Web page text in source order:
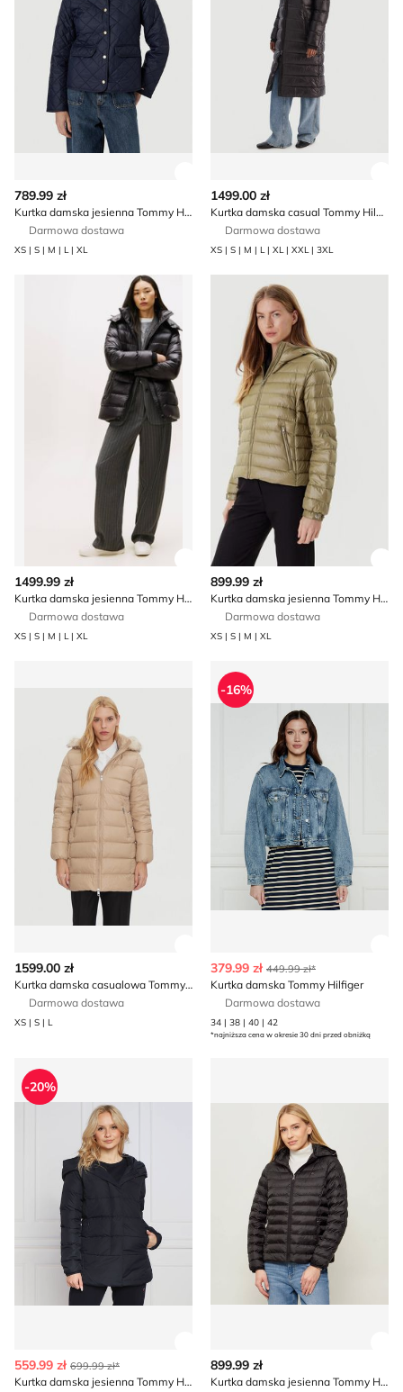
789.99 zł
Kurtka damska jesienna Tommy Hilfiger
Darmowa dostawa
XS | S | M | L | XL
1499.00 zł
Kurtka damska casual Tommy Hilfiger
Darmowa dostawa
XS | S | M | L | XL | XXL | 3XL
Kurtka damska jesienna Tommy Hilfiger
Zobacz szczegóły produktu
1499.99 zł
Kurtka damska jesienna Tommy Hilfiger
Darmowa dostawa
XS | S | M | L | XL
Kurtka damska jesienna
899.99 zł
Kurtka damska jesienna Tommy Hilfiger
Darmowa dostawa
XS | S | M | XL
Kurtka damska casualowa Tommy Hilfiger
1599.00 zł
Kurtka damska casualowa Tommy Hilfiger
Darmowa dostawa
XS | S | L
Kurtka damska Tommy
-16%
379.99 zł 449.99 zł*
Kurtka damska Tommy Hilfiger
Darmowa dostawa
34 | 38 | 40 | 42
*najniższa cena w okresie 30 dni przed obniżką
Kurtka damska jesienna Tommy Hilfiger
-20%
559.99 zł 699.99 zł*
Kurtka damska jesienna Tommy Hilfiger
899.99 zł
Kurtka damska jesienna Tommy Hilfiger